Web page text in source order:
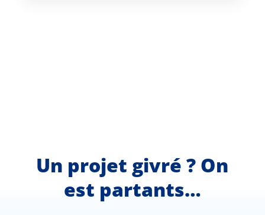
Un projet givré ? On
est partants…